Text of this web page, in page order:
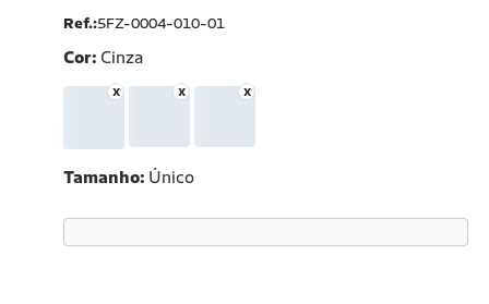
Ref.:5FZ-0004-010-01
Cor: Cinza
Tamanho Único